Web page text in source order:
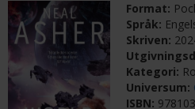
Format:
Språk:
Skriven:
Kategori:
Universum:
ISBN: